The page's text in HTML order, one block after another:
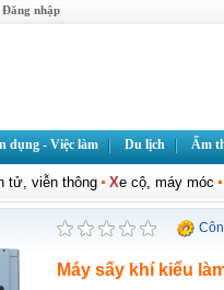
Đăng nhập
dụng - Việc làm Du lịch Ẩm
tử, viễn thông Xe cộ, máy móc
Máy sấy khí kiểu